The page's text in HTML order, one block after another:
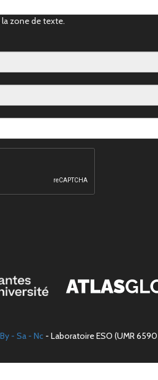
la zone de texte.
- Sa - Nc - Laboratoire ESO (UMR